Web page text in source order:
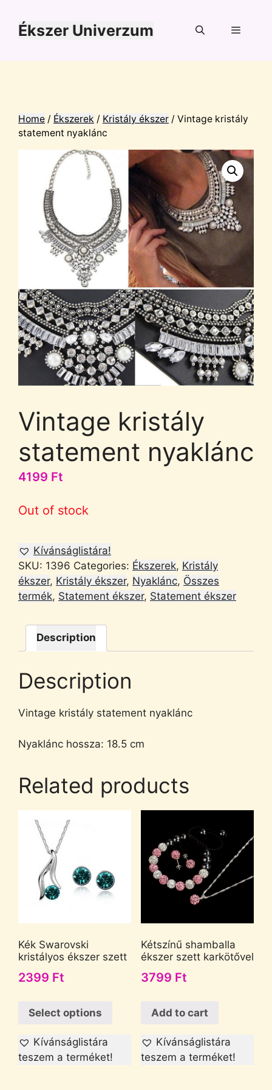
tartalomba
Ékszer Univerzum
Home / Ékszerek / Kristály ékszer / Vintage kristály
statement nyaklánc
Vintage kristály
statement nyaklánc
4199 Ft
Out of stock
Kívánságlistára!
SKU: 1396 Categories: Ékszerek, Kristály
ékszer, Kristály ékszer, Nyaklánc, Összes
termék, Statement ékszer, Statement ékszer
Description
Description
Vintage kristály statement nyaklánc
Nyaklánc hossza: 18.5 cm
Related products
Kék Swarovski
kristályos ékszer szett
2399 Ft
Select options
Kívánságlistára
teszem a terméket!
Kétszínű shamballa
ékszer szett karkötővel
3799 Ft
Add to cart
Kívánságlistára
teszem a terméket!